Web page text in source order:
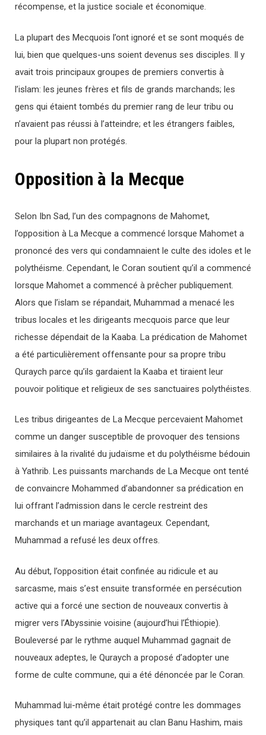
récompense, et la justice sociale et économique.
La plupart des Mecquois l’ont ignoré et se sont moqués de
lui, bien que quelques-uns soient devenus ses disciples. Il y
avait trois principaux groupes de premiers convertis à
l’islam: les jeunes frères et fils de grands marchands; les
gens qui étaient tombés du premier rang de leur tribu ou
n’avaient pas réussi à l’atteindre; et les étrangers faibles,
pour la plupart non protégés.
Opposition à la Mecque
Selon Ibn Sad, l’un des compagnons de Mahomet,
l’opposition à La Mecque a commencé lorsque Mahomet a
prononcé des vers qui condamnaient le culte des idoles et le
polythéisme. Cependant, le Coran soutient qu’il a commencé
lorsque Mahomet a commencé à prêcher publiquement.
Alors que l’islam se répandait, Muhammad a menacé les
tribus locales et les dirigeants mecquois parce que leur
richesse dépendait de la Kaaba. La prédication de Mahomet
a été particulièrement offensante pour sa propre tribu
Quraych parce qu’ils gardaient la Kaaba et tiraient leur
pouvoir politique et religieux de ses sanctuaires polythéistes.
Les tribus dirigeantes de La Mecque percevaient Mahomet
comme un danger susceptible de provoquer des tensions
similaires à la rivalité du judaïsme et du polythéisme bédouin
à Yathrib. Les puissants marchands de La Mecque ont tenté
de convaincre Mohammed d’abandonner sa prédication en
lui offrant l’admission dans le cercle restreint des
marchands et un mariage avantageux. Cependant,
Muhammad a refusé les deux offres.
Au début, l’opposition était confinée au ridicule et au
sarcasme, mais s’est ensuite transformée en persécution
active qui a forcé une section de nouveaux convertis à
migrer vers l’Abyssinie voisine (aujourd’hui l’Éthiopie).
Bouleversé par le rythme auquel Muhammad gagnait de
nouveaux adeptes, le Quraych a proposé d’adopter une
forme de culte commune, qui a été dénoncée par le Coran.
Muhammad lui-même était protégé contre les dommages
physiques tant qu’il appartenait au clan Banu Hashim, mais